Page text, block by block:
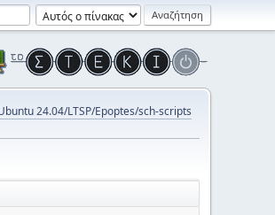
24.04/LTSP/Epoptes/sch-scripts